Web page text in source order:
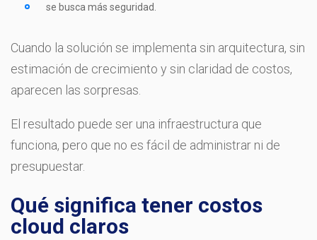
se busca más seguridad.
Cuando la solución se implementa sin arquitectura, sin
estimación de crecimiento y sin claridad de costos,
aparecen las sorpresas.
El resultado puede ser una infraestructura que
funciona, pero que no es fácil de administrar ni de
presupuestar.
Qué significa tener costos
cloud claros